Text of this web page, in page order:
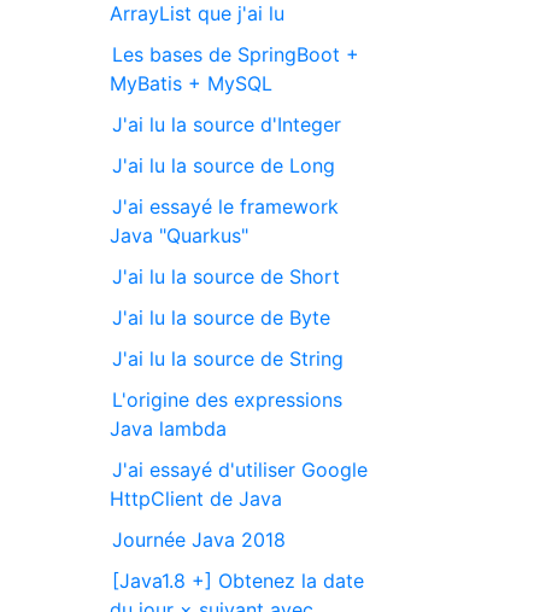
ArrayList que j'ai lu
Les bases de SpringBoot +
MyBatis + MySQL
J'ai lu la source d'Integer
J'ai lu la source de Long
J'ai essayé le framework
Java "Quarkus"
J'ai lu la source de Short
J'ai lu la source de Byte
J'ai lu la source de String
L'origine des expressions
Java lambda
J'ai essayé d'utiliser Google
HttpClient de Java
Journée Java 2018
[Java1.8 +] Obtenez la date